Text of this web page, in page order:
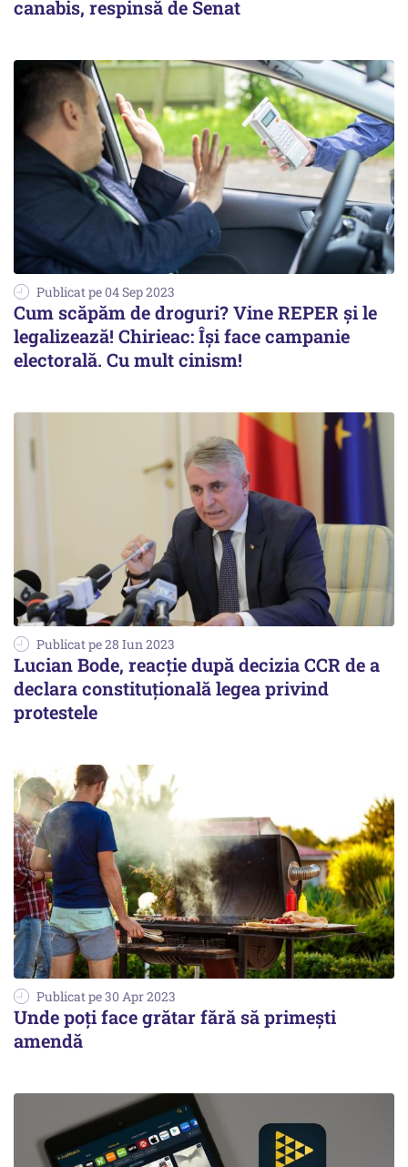
canabis, respinsă de Senat
Publicat pe 04 Sep 2023
Cum scăpăm de droguri? Vine REPER şi le
legalizează! Chirieac: Îşi face campanie
electorală. Cu mult cinism!
Publicat pe 28 Iun 2023
Lucian Bode, reacţie după decizia CCR de a
declara constituţională legea privind
protestele
Publicat pe 30 Apr 2023
Unde poți face grătar fără să primești
amendă